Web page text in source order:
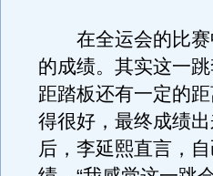
在全运会的比赛
的成绩。其实这一
距踏板还有一定的
得很好，最终成绩
后，李延熙直言，